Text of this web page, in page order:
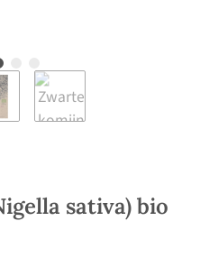
sativa) bio